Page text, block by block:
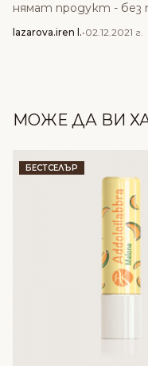
нямат продукт - без
lazarova.iren l.•02.12.2021 г.
МОЖЕ ДА ВИ
БЕСТСЕЛЪР